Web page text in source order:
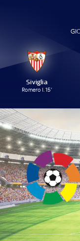
Siviglia
Romero I. 15'